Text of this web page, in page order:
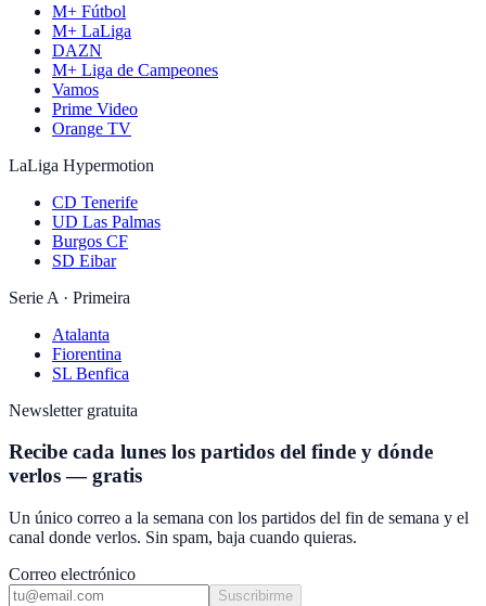
M+ Fútbol
M+ LaLiga
DAZN
M+ Liga de Campeones
Vamos
Prime Video
Orange TV
LaLiga Hypermotion
CD Tenerife
UD Las Palmas
Burgos CF
SD Eibar
Serie A · Primeira
Atalanta
Fiorentina
SL Benfica
Newsletter gratuita
Recibe cada lunes los partidos del finde y dónde
verlos — gratis
Un único correo a la semana con los partidos del fin de semana y el
canal donde verlos. Sin spam, baja cuando quieras.
Correo electrónico
Suscribirme